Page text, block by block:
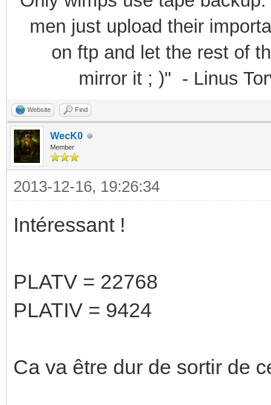
men just upload their
on ftp and let the rest of
mirror it ; )" - Linus
Website Find
WecK0
Member
2013-12-16, 19:26:34
Intéressant !
PLATV = 22768
PLATIV = 9424
Ca va être dur de sortir de